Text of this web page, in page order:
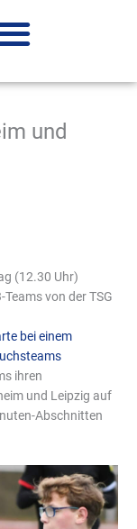
und
(12.30 Uhr)
von der TSG
bei einem
ihren
und Leipzig auf
Abschnitten